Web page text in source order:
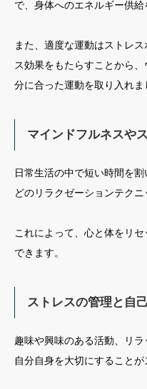
で、身体へのエネルギー供給
また、適度な運動はストレ
ス効果をもたらすことから
分に合った運動を取り入れま
マインドフルネスや
日常生活の中で短い時間を
どのリラクゼーションテクニ
これによって、心と体をリ
できます。
ストレスの管理と自
趣味や興味のある活動、リラ
自分自身を大切にすることが